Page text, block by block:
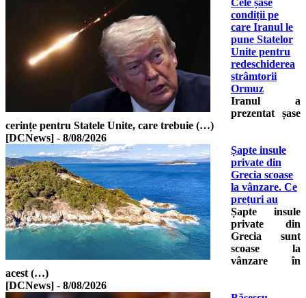
condiții pe
care Iranul le
pune Statelor
Unite pentru
redeschiderea
strâmtorii
Ormuz
Iranul a
prezentat șase
cerințe pentru Statele Unite, care trebuie (…)
[DCNews] - 8/08/2026
Șapte insule
private din
Grecia scoase
la vânzare. Ce
prețuri au
Șapte insule
private din
Grecia sunt
scoase la
vânzare în
acest (…)
[DCNews] - 8/08/2026